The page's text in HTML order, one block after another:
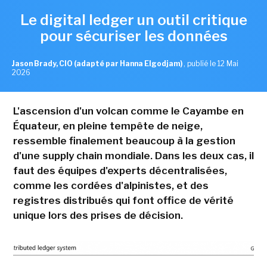
Le digital ledger un outil critique
pour sécuriser les données
Jason Brady, CIO (adapté par Hanna Elgodjam) , publié le 12 Mai
2026
L'ascension d'un volcan comme le Cayambe en
Équateur, en pleine tempête de neige,
ressemble finalement beaucoup à la gestion
d'une supply chain mondiale. Dans les deux cas, il
faut des équipes d'experts décentralisées,
comme les cordées d'alpinistes, et des
registres distribués qui font office de vérité
unique lors des prises de décision.